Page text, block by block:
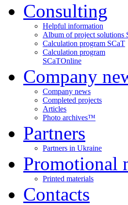
Consulting
Helpful information
Album of project solutions
Calculation program SCaT
Calculation program
SCaTOnline
Company
Company news
Completed projects
Articles
Photo archives™
Partners
Partners in Ukraine
Promotional
Printed materials
Contacts